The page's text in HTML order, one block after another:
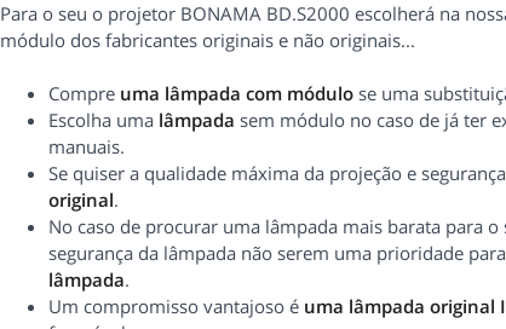
Para o seu o projetor BONAMA BD.S2000 escolherá na
módulo dos fabricantes originais e não originais...
Compre uma lâmpada com módulo se uma
Escolha uma lâmpada sem módulo no caso de já ter
manuais.
Se quiser a qualidade máxima da projeção e
original.
No caso de procurar uma lâmpada mais barata para
segurança da lâmpada não serem uma prioridade
lâmpada.
Um compromisso vantajoso é uma lâmpada original